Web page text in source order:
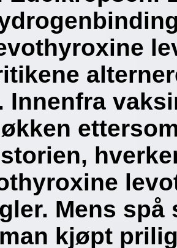
Innenfra
Mens
kjøpt